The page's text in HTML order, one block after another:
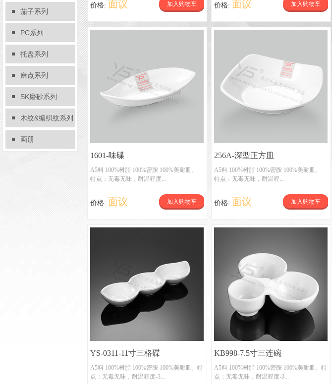
茄子系列
PC系列
托盘系列
麻点系列
SK磨砂系列
木纹&编织纹系列
画册
价格: 面议 加入购物车 价格: 面议 加入购物车
1601-味碟
A5料 100%树脂 100%密胺 100%美耐皿。
特点：无毒无味，耐温程度...
价格: 面议 加入购物车
256A-深型正方皿
A5料 100%树脂 100%密胺 100%美耐皿。
特点：无毒无味，耐温程...
价格: 面议 加入购物车
YS-0311-11寸三格碟
A5料 100%树脂 100%密胺 100%美耐皿。特
点：无毒无味，耐温程度-3...
KB998-7.5寸三连碗
A5料 100%树脂 100%密胺 100%美耐皿。特
点：无毒无味，耐温程度-3...